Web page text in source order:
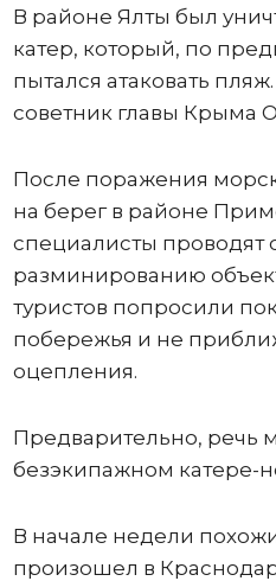
В районе Ялты был
катер, который, по
пытался атаковать
советник главы Крыма
После поражения
на берег в районе
специалисты проводят
разминированию
туристов попросили
побережья и не
оцепления.
Предварительно, речь
безэкипажном катере-
В начале недели
произошел в